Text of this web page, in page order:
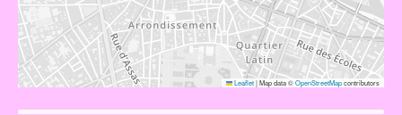
Leaflet|Map data ©OpenStreetMapcontributors